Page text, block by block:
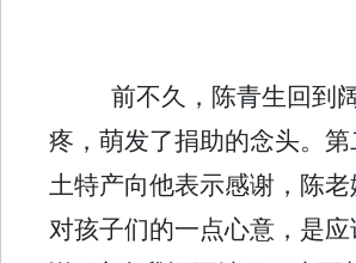
前不久，陈青生回到
疼，萌发了捐助的念头。
土特产向他表示感谢，陈
对孩子们的一点心意，是